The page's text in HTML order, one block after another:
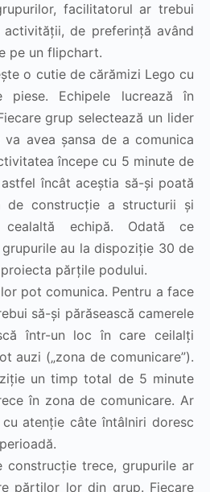
facilitatorul ar trebui
de preferință având
pe un flipchart.
o cutie de cărămizi Lego cu
piese. Echipele lucrează în
grup selectează un lider
avea șansa de a comunica
începe cu 5 minute de
încât aceștia să-și poată
de construcție a structurii și
cealaltă echipă. Odată ce
au la dispoziție 30 de
părțile podului.
pot comunica. Pentru a face
să-și părăsească camerele
într-un loc în care ceilalți
auzi („zona de comunicare”).
un timp total de 5 minute
în zona de comunicare. Ar
atenție câte întâlniri doresc
construcție trece, grupurile ar
părților lor din grup. Fiecare